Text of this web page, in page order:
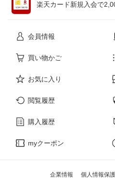
本・雑誌・コミック
楽天カード新規入会で
会員情報
買い物かご
お気に入り
閲覧履歴
購入履歴
myクーポン
企業情報 個人情報保